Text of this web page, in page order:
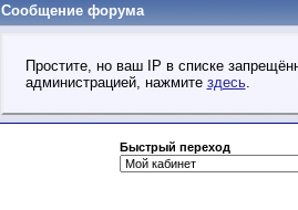
Сообщение форума
Простите, но ваш IP в списке
администрацией, нажмите здесь.
Быстрый переход